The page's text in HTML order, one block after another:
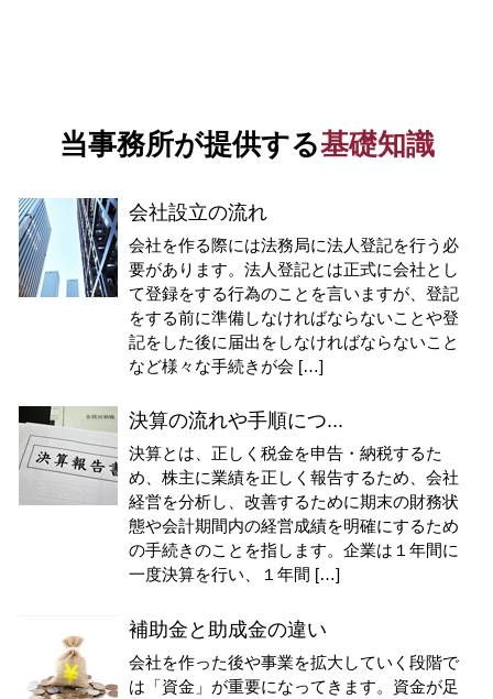
当事務所が提供する基礎知識
会社設立の流れ
会社を作る際には法務局に法人登記を行う必
要があります。法人登記とは正式に会社とし
て登録をする行為のことを言いますが、登記
をする前に準備しなければならないことや登
記をした後に届出をしなければならないこと
など様々な手続きが会 […]
決算の流れや手順につ...
決算とは、正しく税金を申告・納税するた
め、株主に業績を正しく報告するため、会社
経営を分析し、改善するために期末の財務状
態や会計期間内の経営成績を明確にするため
の手続きのことを指します。企業は１年間に
一度決算を行い、１年間 […]
補助金と助成金の違い
会社を作った後や事業を拡大していく段階で
は「資金」が重要になってきます。資金が足